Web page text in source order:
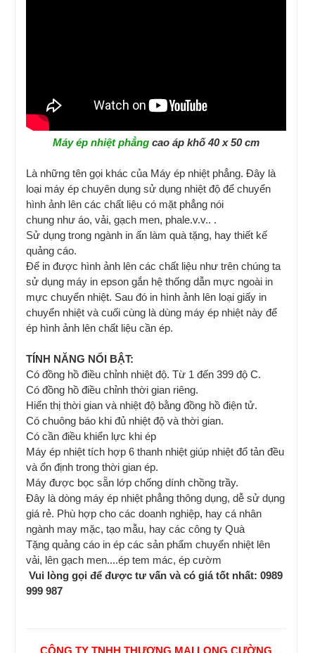
Máy ép nhiệt phẳng cao áp khố 40 x 50 cm
Là những tên gọi khác của Máy ép nhiệt phẳng. Đây là
loại máy ép chuyên dụng sử dụng nhiệt độ để chuyển
hình ảnh lên các chất liệu có mặt phẳng nói
chung như áo, vải, gạch men, phale.v.v.. .
Sử dụng trong ngành in ấn làm quà tặng, hay thiết kế
quảng cáo.
Để in được hình ảnh lên các chất liệu như trên chúng ta
sử dụng máy in epson gắn hệ thống dẫn mực ngoài in
mực chuyển nhiệt. Sau đó in hình ảnh lên loại giấy in
chuyển nhiệt và cuối cùng là dùng máy ép nhiệt này để
ép hình ảnh lên chất liệu cần ép.
TÍNH NĂNG NỔI BẬT:
Có đồng hồ điều chỉnh nhiệt độ. Từ 1 đến 399 độ C.
Có đồng hồ điều chỉnh thời gian riêng.
Hiển thị thời gian và nhiệt độ bằng đồng hồ điện tử.
Có chuông báo khi đủ nhiệt độ và thời gian.
Có cần điều khiển lực khi ép
Máy ép nhiệt tích hợp 6 thanh nhiệt giúp nhiệt đổ tản đều
và ổn định trong thời gian ép.
Máy được bọc sẵn lớp chống dính chồng trầy.
Đây là dòng máy ép nhiệt phẳng thông dụng, dễ sử dụng
giá rẻ. Phù hợp cho các doanh nghiệp, hay cá nhân
ngành may mặc, tạo mẫu, hay các công ty Quà
Tặng quảng cáo in ép các sản phẩm chuyển nhiệt lên
vải, lên gạch men....ép tem mác, ép cườm
Vui lòng gọi để được tư vấn và có giá tốt nhất: 0989
999 987